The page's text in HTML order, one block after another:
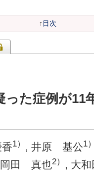
↑ 目次
った症例が11
1） , 井原 基公1
田 真也2） , 大